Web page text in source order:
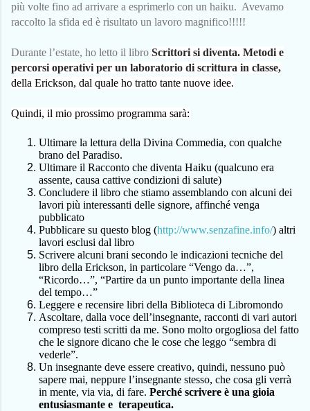
più volte fino ad arrivare a esprimerlo con un haiku. Avevamo
raccolto la sfida ed è risultato un lavoro magnifico!!!!!
Durante l’estate, ho letto il libro Scrittori si diventa. Metodi e
percorsi operativi per un laboratorio di scrittura in classe,
della Erickson, dal quale ho tratto tante nuove idee.
Quindi, il mio prossimo programma sarà:
Ultimare la lettura della Divina Commedia, con qualche
brano del Paradiso.
Ultimare il Racconto che diventa Haiku (qualcuno era
assente, causa cattive condizioni di salute)
Concludere il libro che stiamo assemblando con alcuni dei
lavori più interessanti delle signore, affinché venga
pubblicato
Pubblicare su questo blog (http://www.senzafine.info/) altri
lavori esclusi dal libro
Scrivere alcuni brani secondo le indicazioni tecniche del
libro della Erickson, in particolare “Vengo da…”,
“Ricordo…”, “Partire da un punto importante della linea
del tempo…”
Leggere e recensire libri della Biblioteca di Libromondo
Ascoltare, dalla voce dell’insegnante, racconti di vari autori
compreso testi scritti da me. Sono molto orgogliosa del fatto
che le signore dicano che le cose che leggo “sembra di
vederle”.
Un insegnante deve essere creativo, quindi, nessuno può
sapere mai, neppure l’insegnante stesso, che cosa gli verrà
in mente, via via, di fare. Perché scrivere è una gioia
entusiasmante e terapeutica.